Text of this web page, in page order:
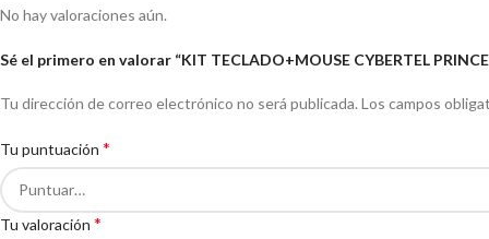
No hay valoraciones aún.
Sé el primero en valorar “KIT TECLADO+MOUSE CYBERTEL
Tu dirección de correo electrónico no será publicada.Los campos
Tu puntuación *
Tu valoración *